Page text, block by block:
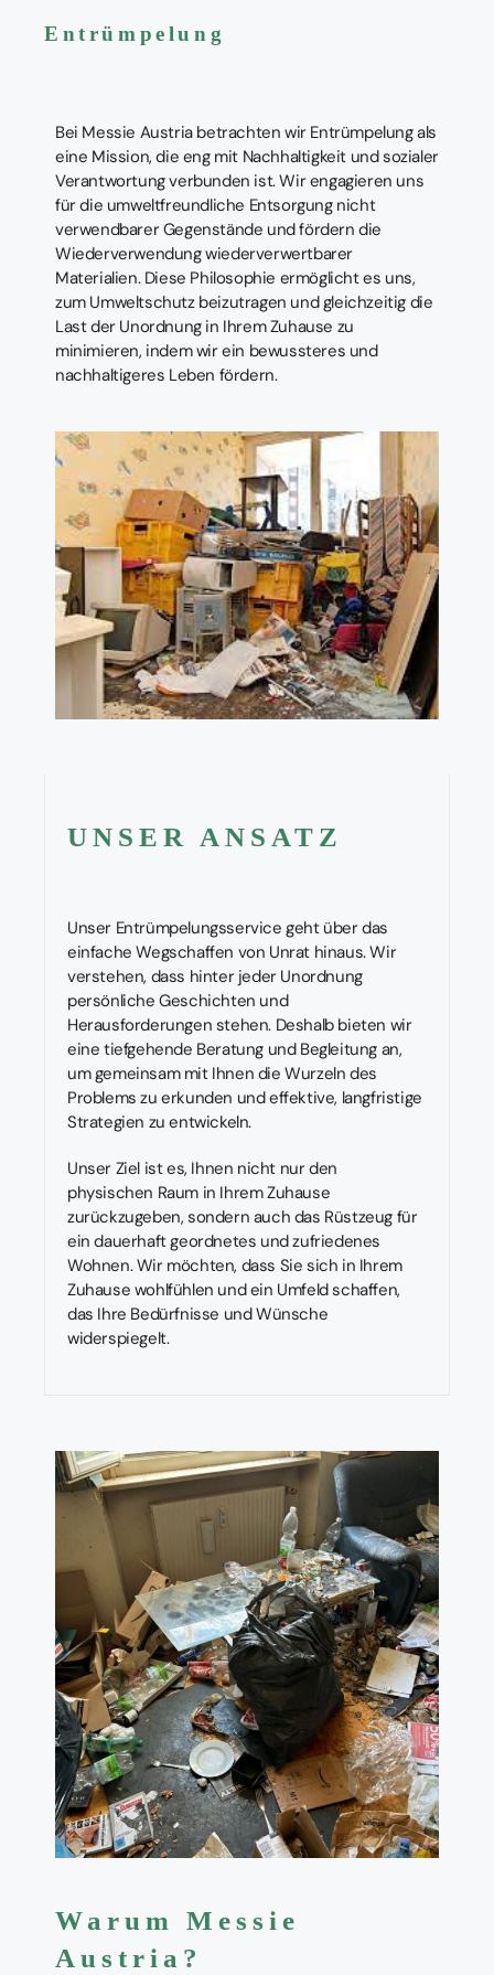
Entrümpelung
Bei Messie Austria betrachten wir Entrümpelung als
eine Mission, die eng mit Nachhaltigkeit und sozialer
Verantwortung verbunden ist. Wir engagieren uns
für die umweltfreundliche Entsorgung nicht
verwendbarer Gegenstände und fördern die
Wiederverwendung wiederverwertbarer
Materialien. Diese Philosophie ermöglicht es uns,
zum Umweltschutz beizutragen und gleichzeitig die
Last der Unordnung in Ihrem Zuhause zu
minimieren, indem wir ein bewussteres und
nachhaltigeres Leben fördern.
UNSER ANSATZ
Unser Entrümpelungsservice geht über das
einfache Wegschaffen von Unrat hinaus. Wir
verstehen, dass hinter jeder Unordnung
persönliche Geschichten und
Herausforderungen stehen. Deshalb bieten wir
eine tiefgehende Beratung und Begleitung an,
um gemeinsam mit Ihnen die Wurzeln des
Problems zu erkunden und effektive, langfristige
Strategien zu entwickeln.
Unser Ziel ist es, Ihnen nicht nur den
physischen Raum in Ihrem Zuhause
zurückzugeben, sondern auch das Rüstzeug für
ein dauerhaft geordnetes und zufriedenes
Wohnen. Wir möchten, dass Sie sich in Ihrem
Zuhause wohlfühlen und ein Umfeld schaffen,
das Ihre Bedürfnisse und Wünsche
widerspiegelt.
Warum Messie
Austria?